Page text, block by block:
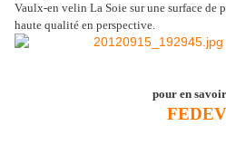
Vaulx-en velin La Soie sur une surface de
haute qualité en perspective.
pour en